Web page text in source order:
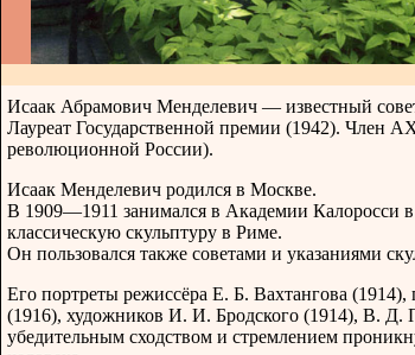
Исаак Абрамович Менделевич — известный
Лауреат Государственной премии (1942). Член
революционной России).
Исаак Менделевич родился в Москве.
В 1909—1911 занимался в Академии Калоросси
классическую скульптуру в Риме.
Он пользовался также советами и указаниями
Его портреты режиссёра Е. Б. Вахтангова
(1916), художников И. И. Бродского (1914), B. Д.
убедительным сходством и стремлением